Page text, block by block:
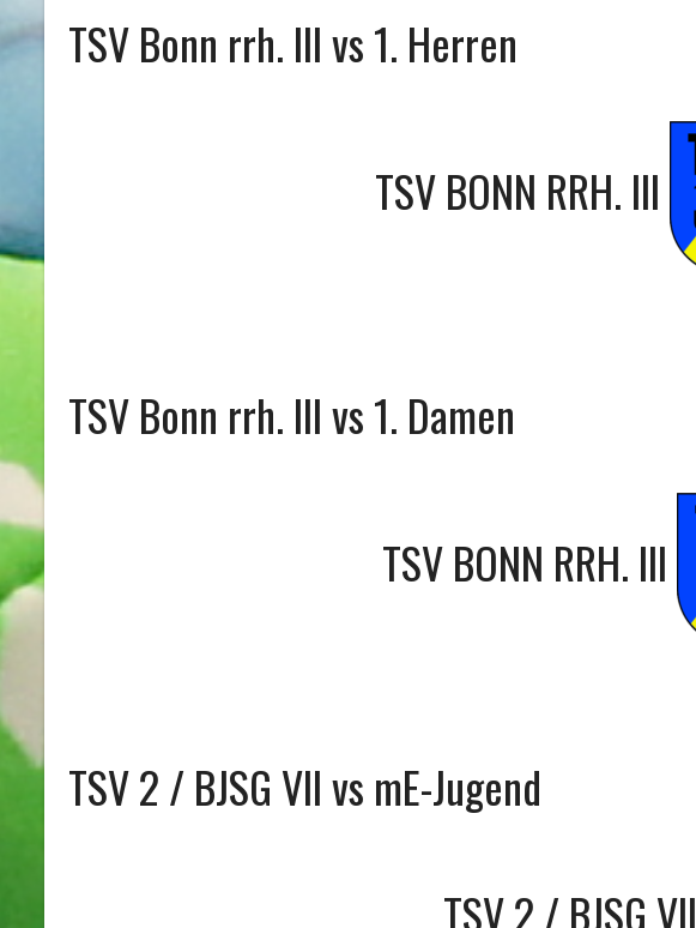
TSV Bonn rrh. III vs 1. Herren
TSV BONN RRH. III
TSV Bonn rrh. III vs 1. Damen
TSV BONN RRH. III
TSV 2 / BJSG VII vs mE-Jugend
TSV 2 / BJSG VII